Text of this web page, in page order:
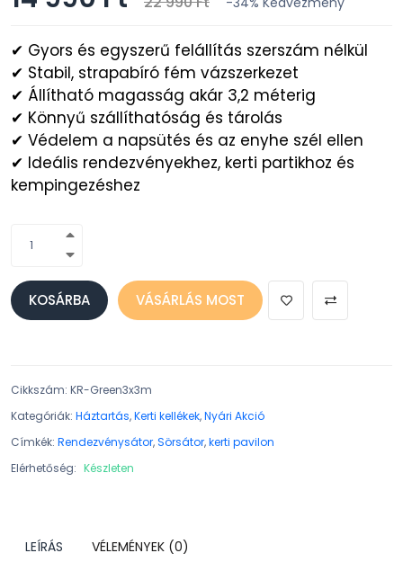
✔ Gyors és egyszerű felállítás szerszám nélkül
✔ Stabil, strapabíró fém vázszerkezet
✔ Állítható magasság akár 3,2 méterig
✔ Könnyű szállíthatóság és tárolás
✔ Védelem a napsütés és az enyhe szél ellen
✔ Ideális rendezvényekhez, kerti partikhoz és
kempingezéshez
KOSÁRBA VÁSÁRLÁS MOST
Cikkszám: KR-Green3x3m
Kategóriák: Háztartás,Kerti kellékek,Nyári Akció
Címkék: Rendezvénysátor,Sörsátor,kerti pavilon
Elérhetőség: Készleten
LEÍRÁS VÉLEMÉNYEK (0)